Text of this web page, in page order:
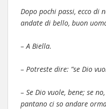
Dopo pochi passi, ecco di
andate di bello, buon
– A Biella.
– Potreste dire: ”se Dio
– Se Dio vuole, bene; se
pantano ci so andare